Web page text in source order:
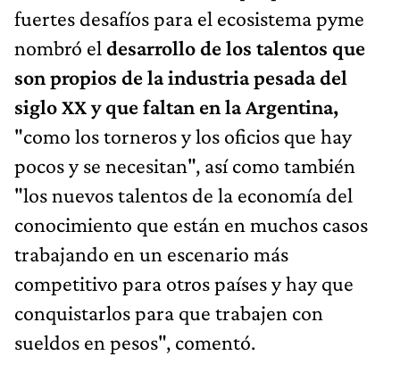
fuertes desafíos para el ecosistema pyme
nombró el desarrollo de los talentos que
son propios de la industria pesada del
siglo XX y que faltan en la Argentina,
"como los torneros y los oficios que hay
pocos y se necesitan", así como también
"los nuevos talentos de la economía del
conocimiento que están en muchos casos
trabajando en un escenario más
competitivo para otros países y hay que
conquistarlos para que trabajen con
sueldos en pesos", comentó.